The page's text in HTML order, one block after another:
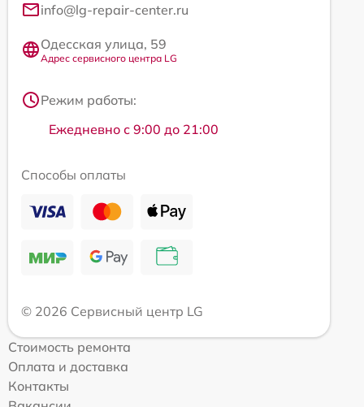
info@lg-repair-center.ru
Одесская улица, 59
Адрес сервисного центра LG
Режим работы:
Ежедневно с 9:00 до 21:00
Способы оплаты
© 2026 Сервисный центр LG
Стоимость ремонта
Оплата и доставка
Контакты